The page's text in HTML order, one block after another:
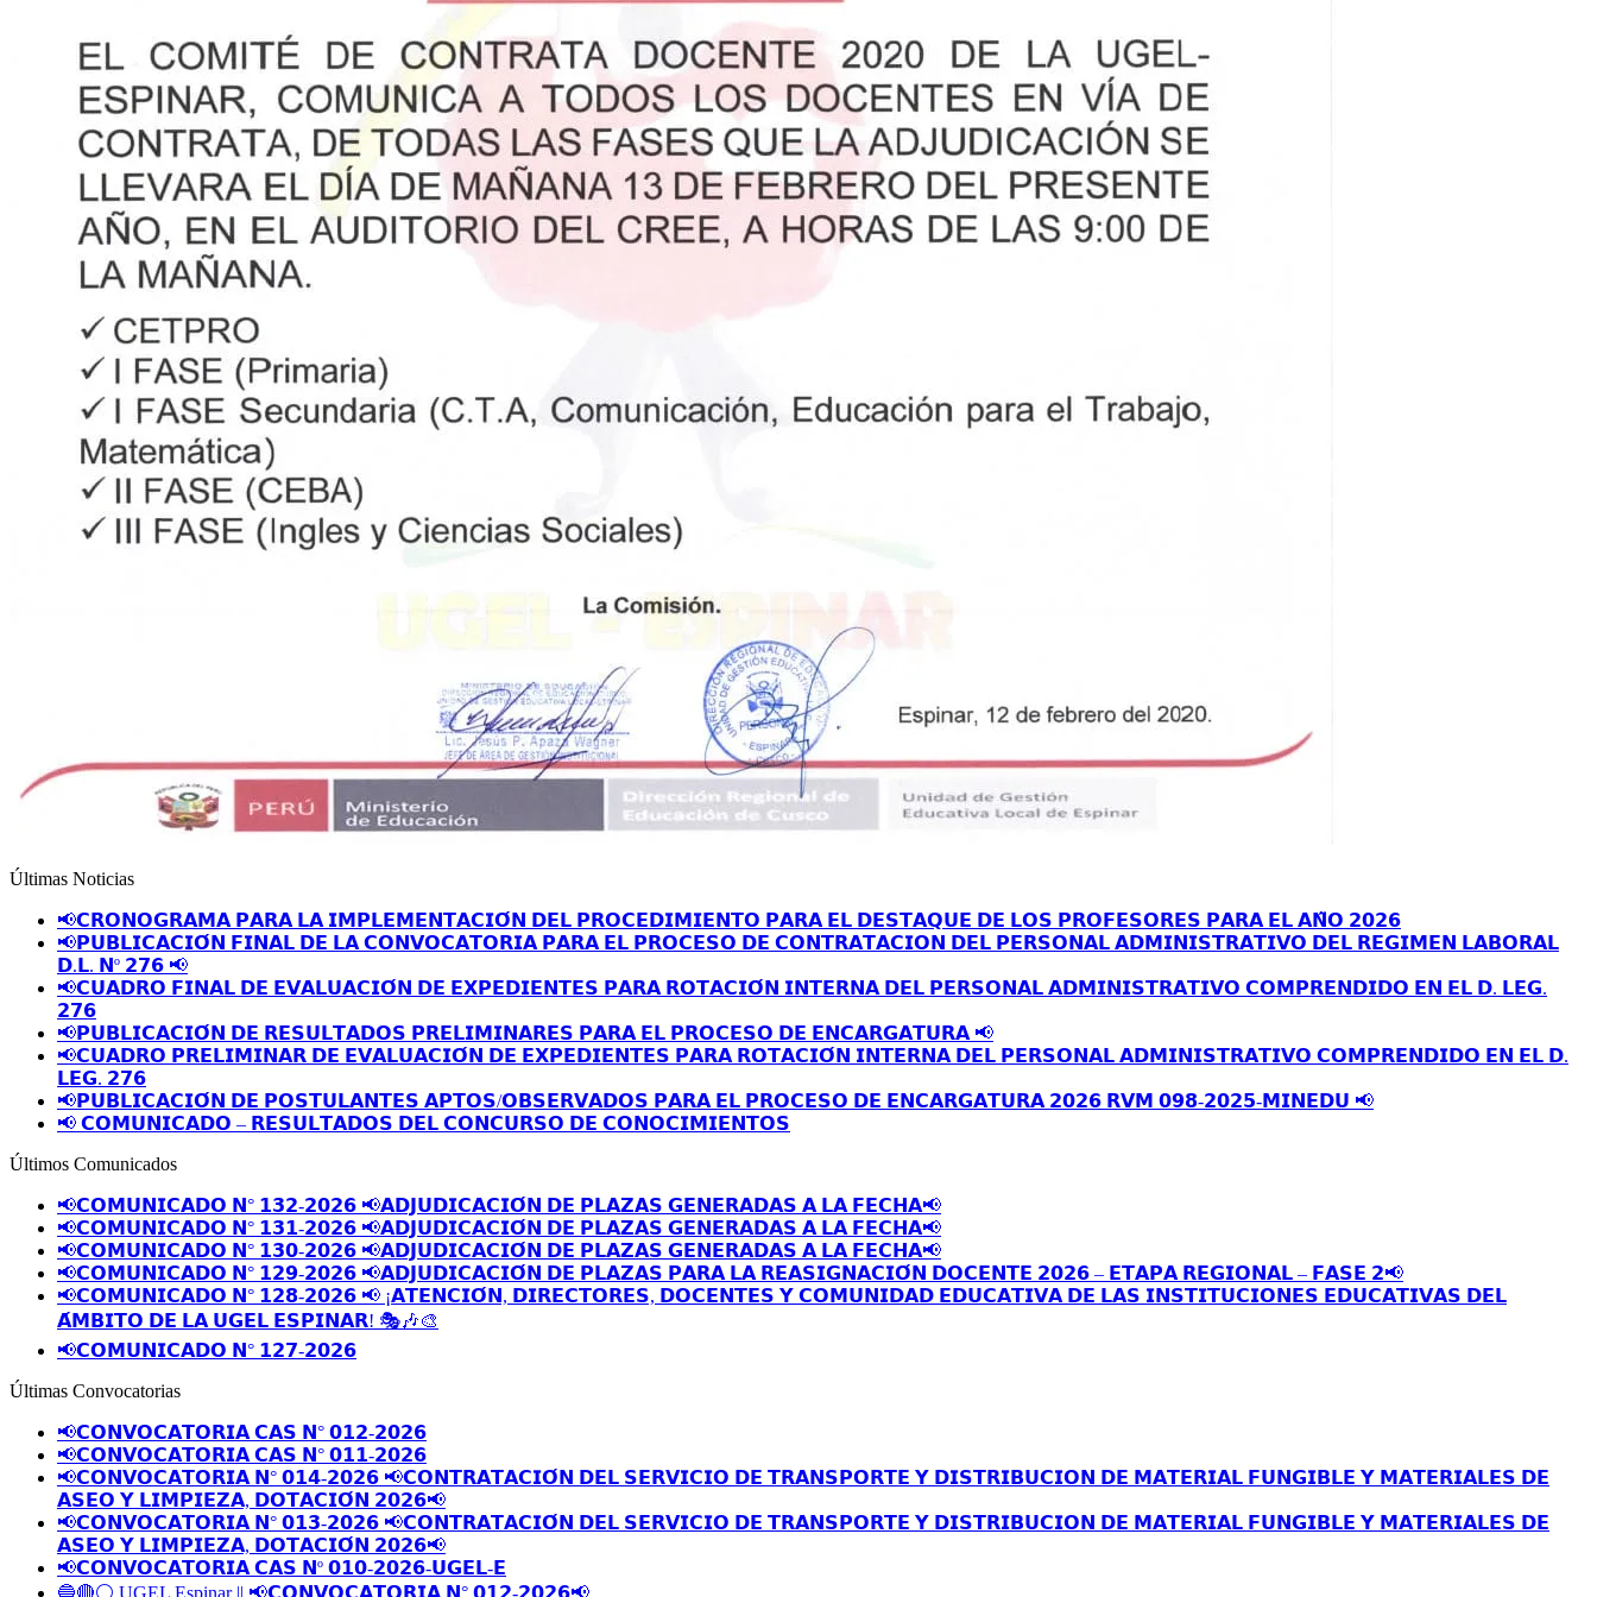
Últimas Noticias
📢𝗖𝗥𝗢𝗡𝗢𝗚𝗥𝗔𝗠𝗔 𝗣𝗔𝗥𝗔 𝗟𝗔 𝗜𝗠𝗣𝗟𝗘𝗠𝗘𝗡𝗧𝗔𝗖𝗜𝗢́𝗡 𝗗𝗘𝗟 𝗣𝗥𝗢𝗖𝗘𝗗𝗜𝗠𝗜𝗘𝗡𝗧𝗢 𝗣𝗔𝗥𝗔 𝗘𝗟 𝗗𝗘𝗦𝗧𝗔𝗤𝗨𝗘 𝗗𝗘 𝗟𝗢𝗦 𝗣𝗥𝗢𝗙𝗘𝗦𝗢𝗥𝗘𝗦 𝗣𝗔𝗥𝗔 𝗘𝗟 𝗔𝗡̃𝗢 𝟮𝟬𝟮𝟲
📢𝗣𝗨𝗕𝗟𝗜𝗖𝗔𝗖𝗜𝗢́𝗡 𝗙𝗜𝗡𝗔𝗟 𝗗𝗘 𝗟𝗔 𝗖𝗢𝗡𝗩𝗢𝗖𝗔𝗧𝗢𝗥𝗜𝗔 𝗣𝗔𝗥𝗔 𝗘𝗟 𝗣𝗥𝗢𝗖𝗘𝗦𝗢 𝗗𝗘 𝗖𝗢𝗡𝗧𝗥𝗔𝗧𝗔𝗖𝗜𝗢𝗡 𝗗𝗘𝗟 𝗣𝗘𝗥𝗦𝗢𝗡𝗔𝗟 𝗔𝗗𝗠𝗜𝗡𝗜𝗦𝗧𝗥𝗔𝗧𝗜𝗩𝗢 𝗗𝗘𝗟 𝗥𝗘𝗚𝗜𝗠𝗘𝗡 𝗟𝗔𝗕𝗢𝗥𝗔𝗟
𝗗.𝗟. 𝗡º 𝟮𝟳𝟲 📢
📢𝗖𝗨𝗔𝗗𝗥𝗢 𝗙𝗜𝗡𝗔𝗟 𝗗𝗘 𝗘𝗩𝗔𝗟𝗨𝗔𝗖𝗜𝗢́𝗡 𝗗𝗘 𝗘𝗫𝗣𝗘𝗗𝗜𝗘𝗡𝗧𝗘𝗦 𝗣𝗔𝗥𝗔 𝗥𝗢𝗧𝗔𝗖𝗜𝗢́𝗡 𝗜𝗡𝗧𝗘𝗥𝗡𝗔 𝗗𝗘𝗟 𝗣𝗘𝗥𝗦𝗢𝗡𝗔𝗟 𝗔𝗗𝗠𝗜𝗡𝗜𝗦𝗧𝗥𝗔𝗧𝗜𝗩𝗢 𝗖𝗢𝗠𝗣𝗥𝗘𝗡𝗗𝗜𝗗𝗢 𝗘𝗡 𝗘𝗟 𝗗. 𝗟𝗘𝗚.
𝟮𝟳𝟲
📢𝗣𝗨𝗕𝗟𝗜𝗖𝗔𝗖𝗜𝗢́𝗡 𝗗𝗘 𝗥𝗘𝗦𝗨𝗟𝗧𝗔𝗗𝗢𝗦 𝗣𝗥𝗘𝗟𝗜𝗠𝗜𝗡𝗔𝗥𝗘𝗦 𝗣𝗔𝗥𝗔 𝗘𝗟 𝗣𝗥𝗢𝗖𝗘𝗦𝗢 𝗗𝗘 𝗘𝗡𝗖𝗔𝗥𝗚𝗔𝗧𝗨𝗥𝗔 📢
📢𝗖𝗨𝗔𝗗𝗥𝗢 𝗣𝗥𝗘𝗟𝗜𝗠𝗜𝗡𝗔𝗥 𝗗𝗘 𝗘𝗩𝗔𝗟𝗨𝗔𝗖𝗜𝗢́𝗡 𝗗𝗘 𝗘𝗫𝗣𝗘𝗗𝗜𝗘𝗡𝗧𝗘𝗦 𝗣𝗔𝗥𝗔 𝗥𝗢𝗧𝗔𝗖𝗜𝗢́𝗡 𝗜𝗡𝗧𝗘𝗥𝗡𝗔 𝗗𝗘𝗟 𝗣𝗘𝗥𝗦𝗢𝗡𝗔𝗟 𝗔𝗗𝗠𝗜𝗡𝗜𝗦𝗧𝗥𝗔𝗧𝗜𝗩𝗢 𝗖𝗢𝗠𝗣𝗥𝗘𝗡𝗗𝗜𝗗𝗢 𝗘𝗡 𝗘𝗟 𝗗.
𝗟𝗘𝗚. 𝟮𝟳𝟲
📢𝗣𝗨𝗕𝗟𝗜𝗖𝗔𝗖𝗜𝗢́𝗡 𝗗𝗘 𝗣𝗢𝗦𝗧𝗨𝗟𝗔𝗡𝗧𝗘𝗦 𝗔𝗣𝗧𝗢𝗦/𝗢𝗕𝗦𝗘𝗥𝗩𝗔𝗗𝗢𝗦 𝗣𝗔𝗥𝗔 𝗘𝗟 𝗣𝗥𝗢𝗖𝗘𝗦𝗢 𝗗𝗘 𝗘𝗡𝗖𝗔𝗥𝗚𝗔𝗧𝗨𝗥𝗔 𝟮𝟬𝟮𝟲 𝗥𝗩𝗠 𝟬𝟵𝟴-𝟮𝟬𝟮𝟱-𝗠𝗜𝗡𝗘𝗗𝗨 📢
📢 𝗖𝗢𝗠𝗨𝗡𝗜𝗖𝗔𝗗𝗢 – 𝗥𝗘𝗦𝗨𝗟𝗧𝗔𝗗𝗢𝗦 𝗗𝗘𝗟 𝗖𝗢𝗡𝗖𝗨𝗥𝗦𝗢 𝗗𝗘 𝗖𝗢𝗡𝗢𝗖𝗜𝗠𝗜𝗘𝗡𝗧𝗢𝗦
Últimos Comunicados
📢𝗖𝗢𝗠𝗨𝗡𝗜𝗖𝗔𝗗𝗢 𝗡° 𝟭𝟯𝟮-𝟮𝟬𝟮𝟲 📢𝗔𝗗𝗝𝗨𝗗𝗜𝗖𝗔𝗖𝗜𝗢́𝗡 𝗗𝗘 𝗣𝗟𝗔𝗭𝗔𝗦 𝗚𝗘𝗡𝗘𝗥𝗔𝗗𝗔𝗦 𝗔 𝗟𝗔 𝗙𝗘𝗖𝗛𝗔📢
📢𝗖𝗢𝗠𝗨𝗡𝗜𝗖𝗔𝗗𝗢 𝗡° 𝟭𝟯𝟭-𝟮𝟬𝟮𝟲 📢𝗔𝗗𝗝𝗨𝗗𝗜𝗖𝗔𝗖𝗜𝗢́𝗡 𝗗𝗘 𝗣𝗟𝗔𝗭𝗔𝗦 𝗚𝗘𝗡𝗘𝗥𝗔𝗗𝗔𝗦 𝗔 𝗟𝗔 𝗙𝗘𝗖𝗛𝗔📢
📢𝗖𝗢𝗠𝗨𝗡𝗜𝗖𝗔𝗗𝗢 𝗡° 𝟭𝟯𝟬-𝟮𝟬𝟮𝟲 📢𝗔𝗗𝗝𝗨𝗗𝗜𝗖𝗔𝗖𝗜𝗢́𝗡 𝗗𝗘 𝗣𝗟𝗔𝗭𝗔𝗦 𝗚𝗘𝗡𝗘𝗥𝗔𝗗𝗔𝗦 𝗔 𝗟𝗔 𝗙𝗘𝗖𝗛𝗔📢
📢𝗖𝗢𝗠𝗨𝗡𝗜𝗖𝗔𝗗𝗢 𝗡° 𝟭𝟮𝟵-𝟮𝟬𝟮𝟲 📢𝗔𝗗𝗝𝗨𝗗𝗜𝗖𝗔𝗖𝗜𝗢́𝗡 𝗗𝗘 𝗣𝗟𝗔𝗭𝗔𝗦 𝗣𝗔𝗥𝗔 𝗟𝗔 𝗥𝗘𝗔𝗦𝗜𝗚𝗡𝗔𝗖𝗜𝗢́𝗡 𝗗𝗢𝗖𝗘𝗡𝗧𝗘 𝟮𝟬𝟮𝟲 – 𝗘𝗧𝗔𝗣𝗔 𝗥𝗘𝗚𝗜𝗢𝗡𝗔𝗟 – 𝗙𝗔𝗦𝗘 𝟮📢
📢𝗖𝗢𝗠𝗨𝗡𝗜𝗖𝗔𝗗𝗢 𝗡° 𝟭𝟮𝟴-𝟮𝟬𝟮𝟲 📢 ¡𝗔𝗧𝗘𝗡𝗖𝗜𝗢́𝗡, 𝗗𝗜𝗥𝗘𝗖𝗧𝗢𝗥𝗘𝗦, 𝗗𝗢𝗖𝗘𝗡𝗧𝗘𝗦 𝗬 𝗖𝗢𝗠𝗨𝗡𝗜𝗗𝗔𝗗 𝗘𝗗𝗨𝗖𝗔𝗧𝗜𝗩𝗔 𝗗𝗘 𝗟𝗔𝗦 𝗜𝗡𝗦𝗧𝗜𝗧𝗨𝗖𝗜𝗢𝗡𝗘𝗦 𝗘𝗗𝗨𝗖𝗔𝗧𝗜𝗩𝗔𝗦 𝗗𝗘𝗟
𝗔́𝗠𝗕𝗜𝗧𝗢 𝗗𝗘 𝗟𝗔 𝗨𝗚𝗘𝗟 𝗘𝗦𝗣𝗜𝗡𝗔𝗥! 🎭🎶🎨
📢𝗖𝗢𝗠𝗨𝗡𝗜𝗖𝗔𝗗𝗢 𝗡° 𝟭𝟮𝟳-𝟮𝟬𝟮𝟲
Últimas Convocatorias
📢𝗖𝗢𝗡𝗩𝗢𝗖𝗔𝗧𝗢𝗥𝗜𝗔 𝗖𝗔𝗦 𝗡° 𝟬𝟭𝟮-𝟮𝟬𝟮𝟲
📢𝗖𝗢𝗡𝗩𝗢𝗖𝗔𝗧𝗢𝗥𝗜𝗔 𝗖𝗔𝗦 𝗡° 𝟬𝟭𝟭-𝟮𝟬𝟮𝟲
📢𝗖𝗢𝗡𝗩𝗢𝗖𝗔𝗧𝗢𝗥𝗜𝗔 𝗡° 𝟬𝟭𝟰-𝟮𝟬𝟮𝟲 📢𝗖𝗢𝗡𝗧𝗥𝗔𝗧𝗔𝗖𝗜𝗢́𝗡 𝗗𝗘𝗟 𝗦𝗘𝗥𝗩𝗜𝗖𝗜𝗢 𝗗𝗘 𝗧𝗥𝗔𝗡𝗦𝗣𝗢𝗥𝗧𝗘 𝗬 𝗗𝗜𝗦𝗧𝗥𝗜𝗕𝗨𝗖𝗜𝗢𝗡 𝗗𝗘 𝗠𝗔𝗧𝗘𝗥𝗜𝗔𝗟 𝗙𝗨𝗡𝗚𝗜𝗕𝗟𝗘 𝗬 𝗠𝗔𝗧𝗘𝗥𝗜𝗔𝗟𝗘𝗦 𝗗𝗘
𝗔𝗦𝗘𝗢 𝗬 𝗟𝗜𝗠𝗣𝗜𝗘𝗭𝗔, 𝗗𝗢𝗧𝗔𝗖𝗜𝗢́𝗡 𝟮𝟬𝟮𝟲📢
📢𝗖𝗢𝗡𝗩𝗢𝗖𝗔𝗧𝗢𝗥𝗜𝗔 𝗡° 𝟬𝟭𝟯-𝟮𝟬𝟮𝟲 📢𝗖𝗢𝗡𝗧𝗥𝗔𝗧𝗔𝗖𝗜𝗢́𝗡 𝗗𝗘𝗟 𝗦𝗘𝗥𝗩𝗜𝗖𝗜𝗢 𝗗𝗘 𝗧𝗥𝗔𝗡𝗦𝗣𝗢𝗥𝗧𝗘 𝗬 𝗗𝗜𝗦𝗧𝗥𝗜𝗕𝗨𝗖𝗜𝗢𝗡 𝗗𝗘 𝗠𝗔𝗧𝗘𝗥𝗜𝗔𝗟 𝗙𝗨𝗡𝗚𝗜𝗕𝗟𝗘 𝗬 𝗠𝗔𝗧𝗘𝗥𝗜𝗔𝗟𝗘𝗦 𝗗𝗘
𝗔𝗦𝗘𝗢 𝗬 𝗟𝗜𝗠𝗣𝗜𝗘𝗭𝗔, 𝗗𝗢𝗧𝗔𝗖𝗜𝗢́𝗡 𝟮𝟬𝟮𝟲📢
📢𝗖𝗢𝗡𝗩𝗢𝗖𝗔𝗧𝗢𝗥𝗜𝗔 𝗖𝗔𝗦 𝗡º 𝟬𝟭𝟬-𝟮𝟬𝟮𝟲-𝗨𝗚𝗘𝗟-𝗘